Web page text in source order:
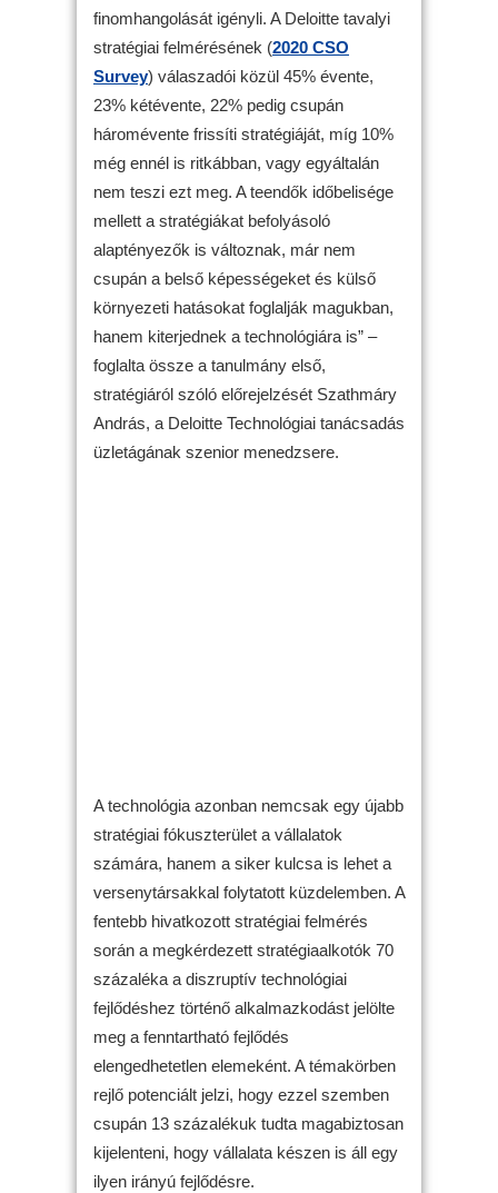
finomhangolását igényli. A Deloitte tavalyi
stratégiai felmérésének (2020 CSO
Survey) válaszadói közül 45% évente,
23% kétévente, 22% pedig csupán
háromévente frissíti stratégiáját, míg 10%
még ennél is ritkábban, vagy egyáltalán
nem teszi ezt meg. A teendők időbelisége
mellett a stratégiákat befolyásoló
alaptényezők is változnak, már nem
csupán a belső képességeket és külső
környezeti hatásokat foglalják magukban,
hanem kiterjednek a technológiára is” –
foglalta össze a tanulmány első,
stratégiáról szóló előrejelzését Szathmáry
András, a Deloitte Technológiai tanácsadás
üzletágának szenior menedzsere.
A technológia azonban nemcsak egy újabb
stratégiai fókuszterület a vállalatok
számára, hanem a siker kulcsa is lehet a
versenytársakkal folytatott küzdelemben. A
fentebb hivatkozott stratégiai felmérés
során a megkérdezett stratégiaalkotók 70
százaléka a diszruptív technológiai
fejlődéshez történő alkalmazkodást jelölte
meg a fenntartható fejlődés
elengedhetetlen elemeként. A témakörben
rejlő potenciált jelzi, hogy ezzel szemben
csupán 13 százalékuk tudta magabiztosan
kijelenteni, hogy vállalata készen is áll egy
ilyen irányú fejlődésre.